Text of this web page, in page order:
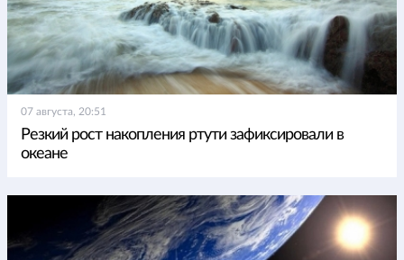
07 августа, 20:51
Резкий рост накопления ртути зафиксировали в
океане